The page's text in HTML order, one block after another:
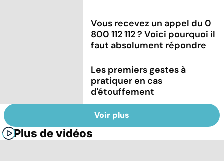
Vous recevez un appel du 0
800 112 112 ? Voici pourquoi il
faut absolument répondre
Les premiers gestes à
pratiquer en cas
d'étouffement
Voir plus
Plus de vidéos